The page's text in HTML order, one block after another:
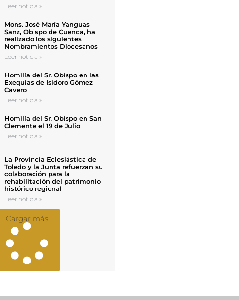
Leer noticia »
Mons. José María Yanguas
Sanz, Obispo de Cuenca, ha
realizado los siguientes
Nombramientos Diocesanos
Leer noticia »
Homilía del Sr. Obispo en las
Exequias de Isidoro Gómez
Cavero
Leer noticia »
Homilía del Sr. Obispo en San
Clemente el 19 de Julio
Leer noticia »
La Provincia Eclesiástica de
Toledo y la Junta refuerzan su
colaboración para la
rehabilitación del patrimonio
histórico regional
Leer noticia »
Cargar más